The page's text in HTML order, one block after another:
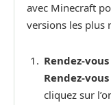
avec Minecraft
versions les plus
Rendez-
Rendez-vous
cliquez sur